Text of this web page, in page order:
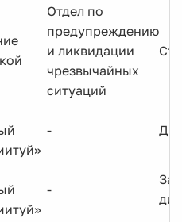
Отдел по
предупреждению
и ликвидации
чрезвычайных
ситуаций
-
-